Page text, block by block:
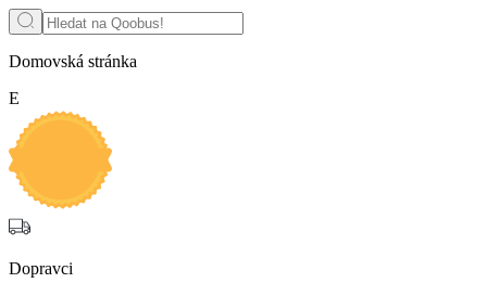
Domovská stránka
Е
Dopravci